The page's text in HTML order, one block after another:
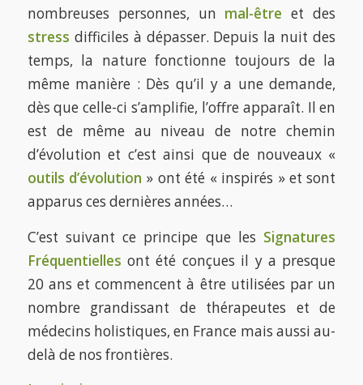
nombreuses personnes, un mal-être et des
stress difficiles à dépasser. Depuis la nuit des
temps, la nature fonctionne toujours de la
même manière : Dès qu’il y a une demande,
dès que celle-ci s’amplifie, l’offre apparaît. Il en
est de même au niveau de notre chemin
d’évolution et c’est ainsi que de nouveaux «
outils d’évolution » ont été « inspirés » et sont
apparus ces dernières années…
C’est suivant ce principe que les Signatures
Fréquentielles ont été conçues il y a presque
20 ans et commencent à être utilisées par un
nombre grandissant de thérapeutes et de
médecins holistiques, en France mais aussi au-
delà de nos frontières.